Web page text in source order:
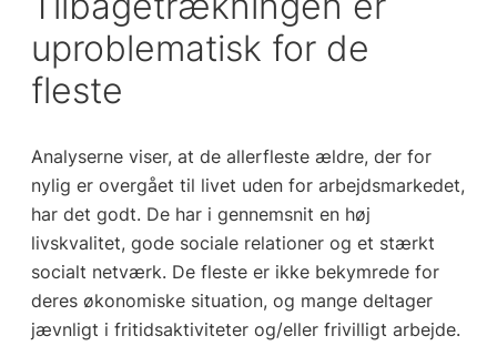
uproblematisk for de
fleste
Analyserne viser, at de allerfleste ældre, der for
nylig er overgået til livet uden for arbejdsmarkedet,
har det godt. De har i gennemsnit en høj
livskvalitet, gode sociale relationer og et stærkt
socialt netværk. De fleste er ikke bekymrede for
deres økonomiske situation, og mange deltager
jævnligt i fritidsaktiviteter og/eller frivilligt arbejde.